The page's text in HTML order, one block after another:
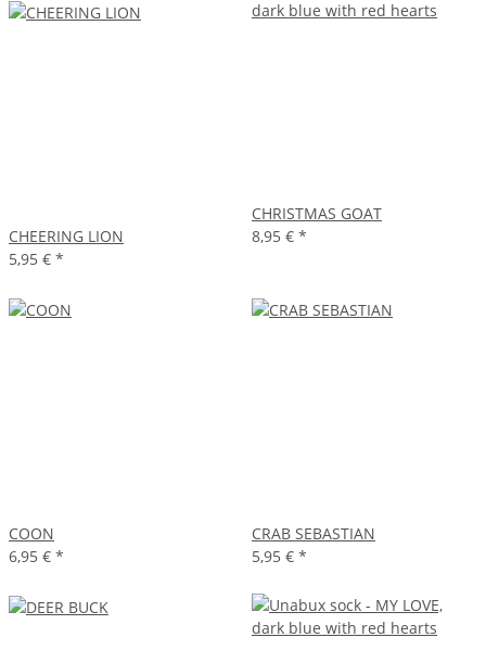
CHEERING LION
5,95 € *
CHRISTMAS GOAT
8,95 € *
COON
6,95 € *
CRAB SEBASTIAN
5,95 € *